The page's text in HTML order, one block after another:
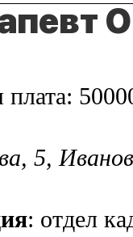
плата:
5,
: отдел